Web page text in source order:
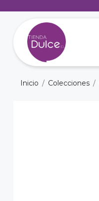
Inicio Colecciones